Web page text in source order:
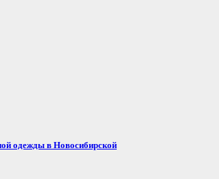
одежды в Новосибирской